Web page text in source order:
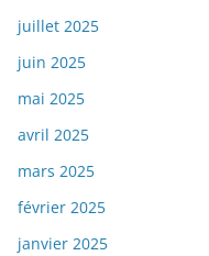
juillet 2025
juin 2025
mai 2025
avril 2025
mars 2025
février 2025
janvier 2025